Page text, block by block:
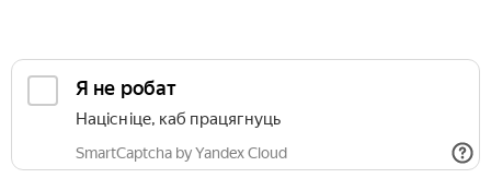
Я не робат
Націсніце, каб працягнуць
SmartCaptcha by Yandex Cloud